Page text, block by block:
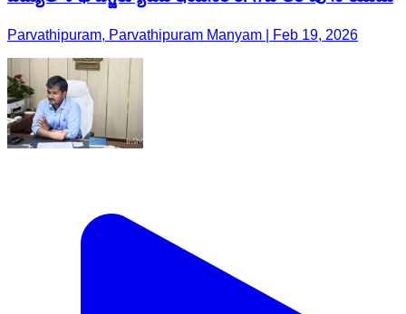
Parvathipuram, Parvathipuram Manyam | Feb 19, 2026